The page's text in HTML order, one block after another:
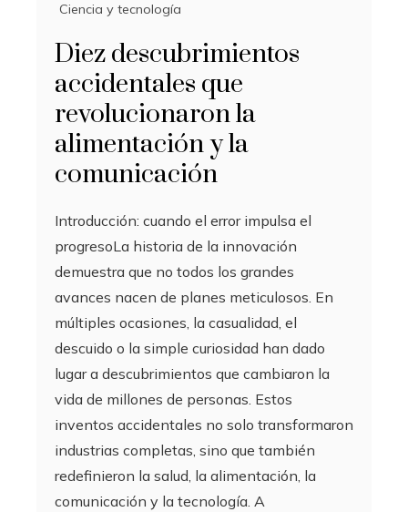
Ciencia y tecnología
Diez descubrimientos
accidentales que
revolucionaron la
alimentación y la
comunicación
Introducción: cuando el error impulsa el
progresoLa historia de la innovación
demuestra que no todos los grandes
avances nacen de planes meticulosos. En
múltiples ocasiones, la casualidad, el
descuido o la simple curiosidad han dado
lugar a descubrimientos que cambiaron la
vida de millones de personas. Estos
inventos accidentales no solo transformaron
industrias completas, sino que también
redefinieron la salud, la alimentación, la
comunicación y la tecnología. A